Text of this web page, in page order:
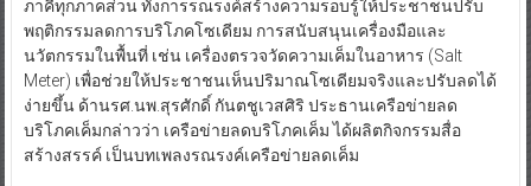
ภาคีทุกภาคส่วน ทั้งการรณรงค์สร้างความรอบรู้ให้ประชาชนปรับ
พฤติกรรมลดการบริโภคโซเดียม การสนับสนุนเครื่องมือและ
นวัตกรรมในพื้นที่ เช่น เครื่องตรวจวัดความเค็มในอาหาร (Salt
Meter) เพื่อช่วยให้ประชาชนเห็นปริมาณโซเดียมจริงและปรับลดได้
ง่ายขึ้น ด้านรศ.นพ.สุรศักดิ์ กันตชูเวสศิริ ประธานเครือข่ายลด
บริโภคเค็มกล่าวว่า เครือข่ายลดบริโภคเค็ม ได้ผลิตกิจกรรมสื่อ
สร้างสรรค์ เป็นบทเพลงรณรงค์เครือข่ายลดเค็ม